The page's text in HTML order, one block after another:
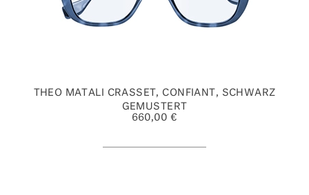
THEO MATALI CRASSET, CONFIANT, SCHWARZ
GEMUSTERT
660,00 €